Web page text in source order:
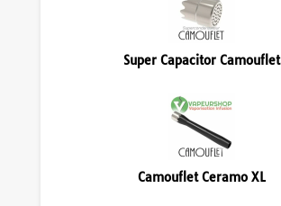
Super Capacitor Camouflet
Camouflet Ceramo XL